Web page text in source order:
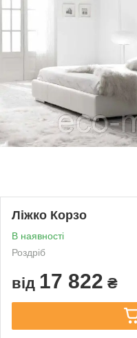
Ліжко Корзо
В наявності
Роздріб
від 17 822 ₴